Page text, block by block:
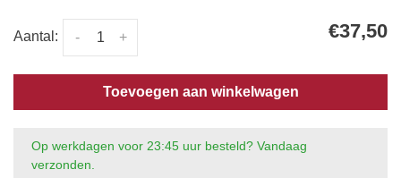
Aantal: +
- €37,50
Toevoegen aan winkelwagen
Op werkdagen voor 23:45 uur besteld? Vandaag
verzonden.